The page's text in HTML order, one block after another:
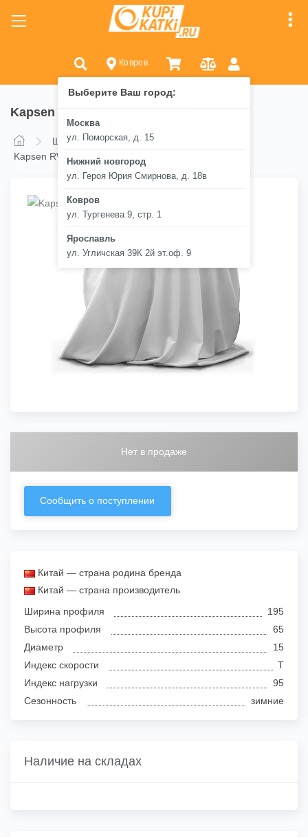
Ковров
Выберите Ваш город:
Москва
ул. Поморская, д. 15
Нижний новгород
ул. Героя Юрия Смирнова, д. 18в
Ковров
ул. Тургенева 9, стр. 1
Ярославль
ул. Угличская 39К 2й эт.оф. 9
Kapsen RW501 195/65 R15 95T
Шины Kapsen
Kapsen RW501 195/65 R15 95T
Нет в продаже
Сообщить о поступлении
Китай — страна родина бренда
Китай — страна производитель
Ширина профиля
195
Высота профиля
65
Диаметр
15
Индекс скорости
T
Индекс нагрузки
95
Сезонность
зимние
Наличие на складах